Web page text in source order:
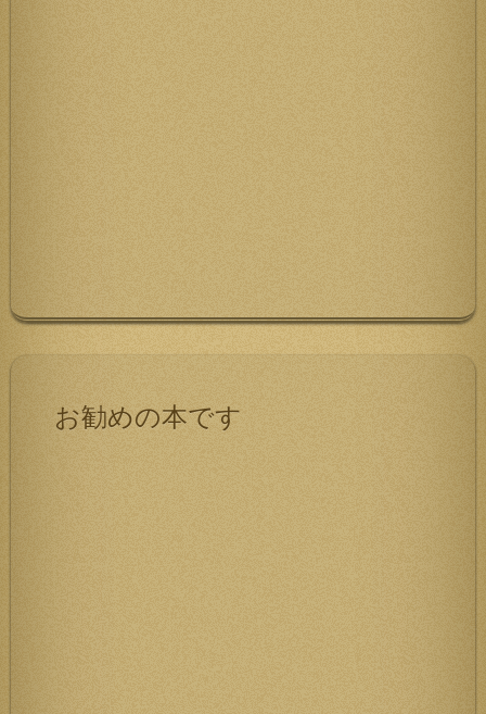
お勧めの本です